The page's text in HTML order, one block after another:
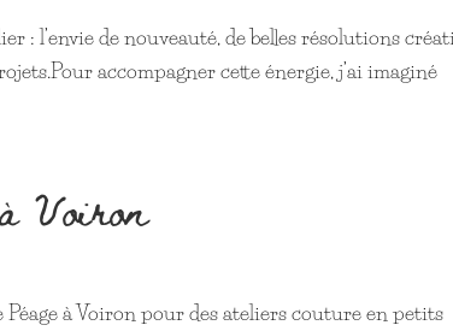
: l’envie de nouveauté, de belles résolutions
accompagner cette énergie, j’ai imaginé
Voiron
à Voiron pour des ateliers couture en petits